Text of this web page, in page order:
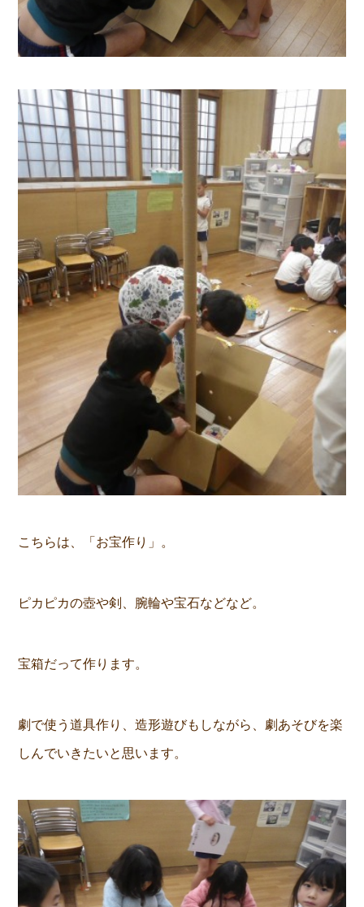
こちらは、「お宝作り」。
ピカピカの壺や剣、腕輪や宝石などなど。
宝箱だって作ります。
劇で使う道具作り、造形遊びもしながら、劇あそびを楽
しんでいきたいと思います。